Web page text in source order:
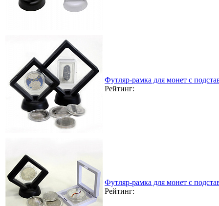
Футляр-рамка для монет с
Рейтинг:
Футляр-рамка для монет с
Рейтинг: